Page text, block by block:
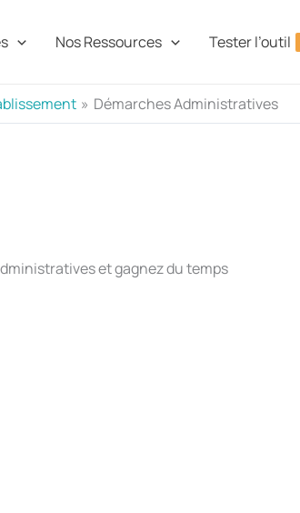
Nos Ressources Tester l’outil
Démarches Administratives
et gagnez du temps